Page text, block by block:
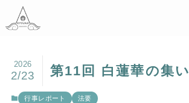
第11回 白蓮華の集い
2026
2/23
行事レポート 法要